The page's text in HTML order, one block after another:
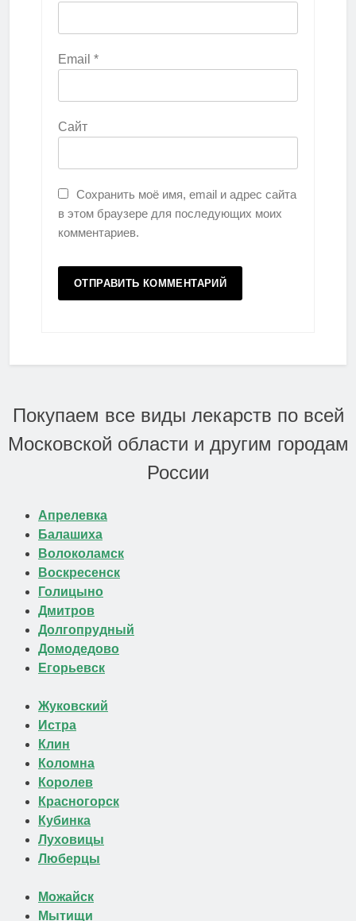
Email *
Сайт
Сохранить моё имя, email и адрес сайта
в этом браузере для последующих моих
комментариев.
Покупаем все виды лекарств по всей
Московской области и другим городам
России
Апрелевка
Балашиха
Волоколамск
Воскресенск
Голицыно
Дмитров
Долгопрудный
Домодедово
Егорьевск
Жуковский
Истра
Клин
Коломна
Королев
Красногорск
Кубинка
Луховицы
Люберцы
Можайск
Мытищи